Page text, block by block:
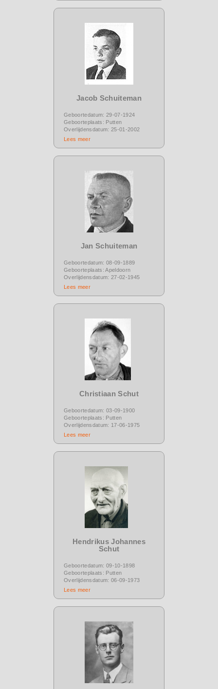
Jacob Schuiteman
Geboortedatum: 29-07-1924
Geboorteplaats: Putten
Overlijdensdatum: 25-01-2002
Lees meer
Jan Schuiteman
Geboortedatum: 08-09-1889
Geboorteplaats: Apeldoorn
Overlijdensdatum: 27-02-1945
Lees meer
Christiaan Schut
Geboortedatum: 03-09-1900
Geboorteplaats: Putten
Overlijdensdatum: 17-06-1975
Lees meer
Hendrikus Johannes
Schut
Geboortedatum: 09-10-1898
Geboorteplaats: Putten
Overlijdensdatum: 06-09-1973
Lees meer